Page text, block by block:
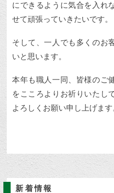
にできるように気合を入れ
せて頑張っていきたいです。
そして、一人でも多くのお
いと思います。
本年も職人一同、皆様のご
をこころよりお祈りいたし
よろしくお願い申し上げます
新着情報